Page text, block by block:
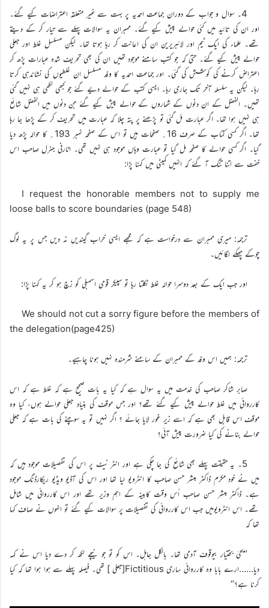
4۔ سوال و جواب کے دوران جماعت احمدیہ پر بہت سے غیر متعلقہ اعتراضات کیے گئے۔
اور ان کی تائید میں کئی حوالے پیش کیے گئے۔ ممبران یہ سوالات پہلے سے تیار کر کے دیتے
تھے۔ علماء کی ایک ٹیم اور لائبریرین ان کی اعانت کر رہا ہوتا تھا۔ لیکن مسلسل غلط اور جعلی
حوالے پیش کیے گئے۔ حتیٰ کہ جو کتب سامنے موجود تھیں ان کی بھی تحریف شدہ عبارات پڑھ کر
اعتراض کرنے کی کوشش کی گئی۔ اور جماعت احمدیہ کا وفد مسلسل ان غلطیوں کی نشاندہی کرتا
رہا۔ لیکن یہ سلسلہ آخر تک جاری رہا۔ ایسی کتب کے حوالے دیے گئے جو کبھی لکھی ہی نہیں گئی
تھیں۔ الفضل کے ان دنوں کے شماروں کے حوالے پیش کیے گئے جن دنوں میں الفضل شائع
ہی نہیں ہوا تھا۔ اگر عبارت مل گئی تو پڑھنے پر پتہ چلا کہ عبارت میں تحریف کر کے پڑھا جا رہا
تھا۔ اگر کسی کتاب کے صرف 16؍ صفحات ہیں تو اس کے صفحہ نمبر 193؍ کا حوالہ پڑھ دیا
گیا۔ اگر کسی حوالے کا صفحہ مل گیا تو عبارت وہاں موجود ہی نہیں تھی۔ اٹارنی جنرل صاحب اس
خفت سے اتنا تنگ آ گئے کہ انہیں کمیٹی میں کہنا پڑا:
I request the honorable members not to supply me
loose balls to score boundaries (page 548)
ترجمہ: میری ممبران سے درخواست ہے کہ مجھے ایسی خراب گیندیں نہ دیں جس پر یہ لوگ
چوکے چھکے لگائیں۔
اور جب ایک کے بعد دوسرا حوالہ غلط نکلتا رہا تو سپیکر قومی اسمبلی کو زچ ہو کر یہ کہنا پڑا:
We should not cut a sorry figure before the members of
the delegation(page425)
ترجمہ: ہمیں اس وفد کے ممبران کے سامنے شرمندہ نہیں ہونا چاہیے۔
صابر شاکر صاحب کی خدمت میں یہ سوال ہے کہ کیا یہ بات صحیح ہے کہ غلط ہے کہ اس
کارروائی میں غلط حوالے پیش کیے گئے تھے؟ اور جس موقف کی بنیاد جعلی حوالے ہوں، کیا وہ
موقف اس قابل بھی ہے کہ اسے زیر غور لایا جائے ؟ اگر نہیں تو یہ سوچنے کی بات ہے کہ جعلی
حوالے بنانے کی کیا ضرورت پیش آئی؟
5۔ یہ حقیقت پہلے بھی شائع کی جا چکی ہے اور انٹر نیٹ پر اس کی تفصیلات موجود ہیں کہ
میں نے خود مکرم ڈاکٹر مبشر حسن صاحب کا انٹرویو لیا تھا اور اس کی آڈیو ویڈیو ریکارڈنگ موجود
ہے۔ ڈاکٹر مبشر حسن صاحب اُس وقت کابینہ کے اہم وزیر تھے اور اس کارروائی میں شامل
تھے۔ اس انٹرویومیں جب اس کارروائی کی تفصیلات پر سوالات کیے گئے تو انہوں نے صاف کہا
تھا کہ
’’یحیٰ بختیار بیوقوف آدمی تھا۔ بالکل جاہل۔ اس کو تو جو نیچے لکھ کر دے دیا اس نے کہہ
دیا……ارے بابا وہ کارروائی ساری Fictitious[جعلی ] تھی۔ فیصلہ پہلے سے ہوا ہوا تھا کہ کیا
کرنا ہے؟‘‘